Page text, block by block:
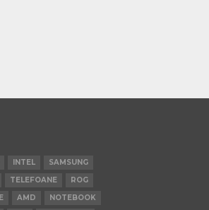
INTEL
SAMSUNG
TELEFOANE
ROG
AMD
NOTEBOOK